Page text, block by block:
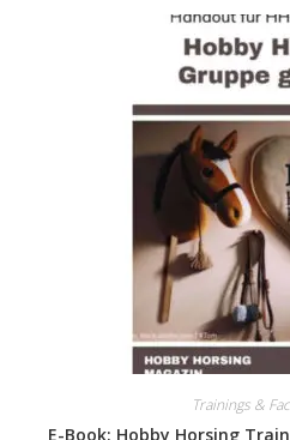
Trainings &
E-Book: Hobby Horsing